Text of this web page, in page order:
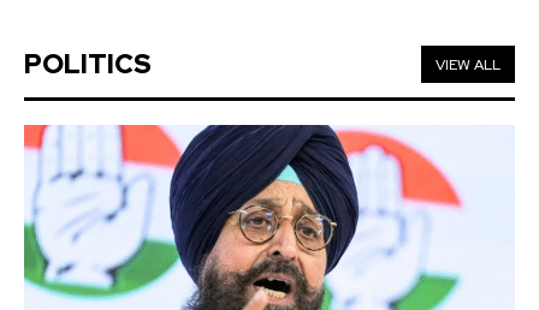
POLITICS VIEW ALL